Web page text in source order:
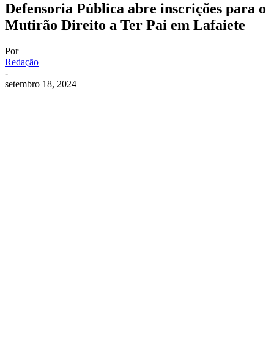
Defensoria Pública abre inscrições para o
Mutirão Direito a Ter Pai em Lafaiete
Por
Redação
-
setembro 18, 2024